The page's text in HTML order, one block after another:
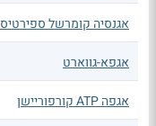
אגנסיה קומרשל ספירטיס
אגפא-גווארט
אגפה ATP קורפוריישן